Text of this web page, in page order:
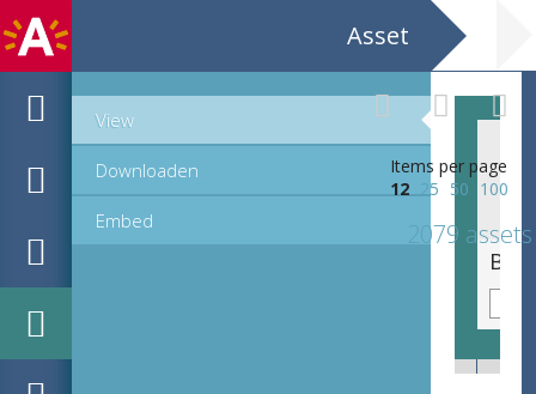
Asset
View
Downloaden
Embed
Items per page
12
25 50 100
2079 assets